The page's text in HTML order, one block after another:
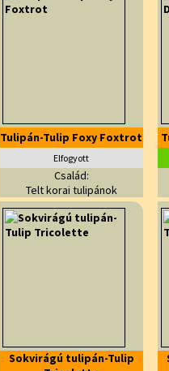
Tulipán-Tulip Foxy Foxtrot
Elfogyott
Család:
Telt korai tulipánok
Sokvirágú tulipán-Tulip